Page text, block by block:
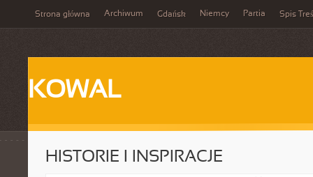
Strona główna Archiwum Gdańsk Niemcy Partia Spis
KOWAL
HISTORIE I INSPIRACJE